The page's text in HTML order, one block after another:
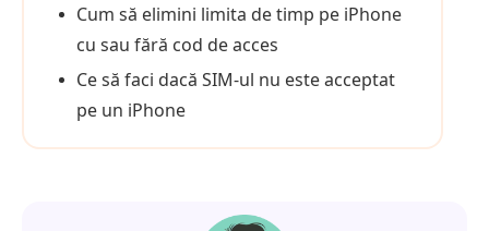
Cum să elimini limita de timp pe iPhone
cu sau fără cod de acces
Ce să faci dacă SIM-ul nu este acceptat
pe un iPhone